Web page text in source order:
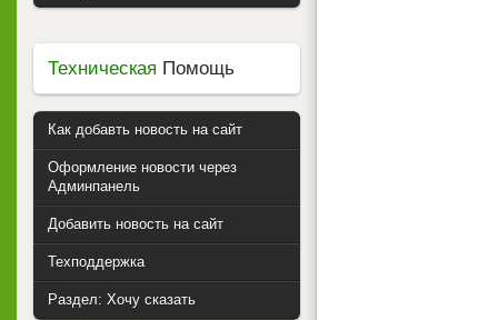
Техническая Помощь
Как добавть новость на сайт
Оформление новости через
Админпанель
Добавить новость на сайт
Техподдержка
Раздел: Хочу сказать